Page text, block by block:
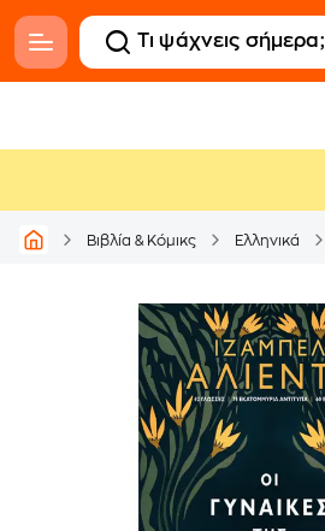
Βιβλία & Κόμικς Ελληνικά